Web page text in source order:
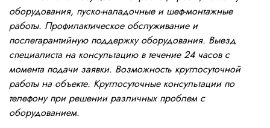
оборудования, пуско-наладочные и шеф-монтажные
работы. Профилактическое обслуживание и
послегарантийную поддержку оборудования. Выезд
специалиста на консультацию в течение 24 часов с
момента подачи заявки. Возможность круглосуточной
работы на объекте. Круглосуточные консультации по
телефону при решении различных проблем с
оборудованием.